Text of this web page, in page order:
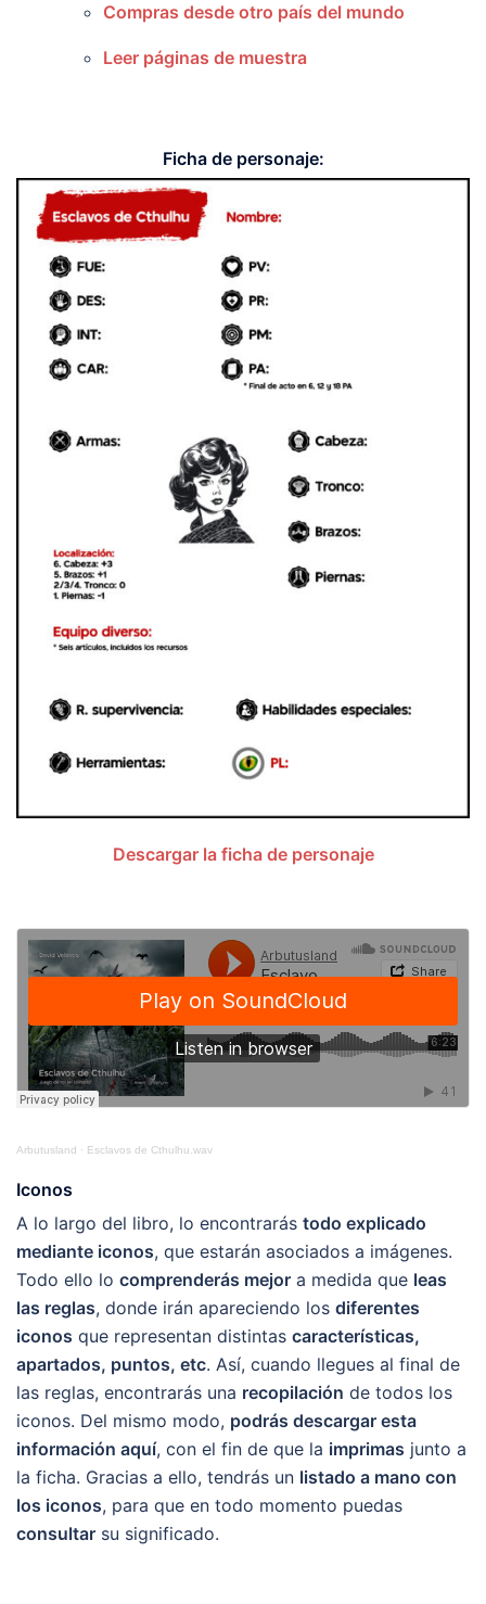
Compras desde otro país del mundo
Leer páginas de muestra
Ficha de personaje:
Descargar la ficha de personaje
Arbutusland · Esclavos de Cthulhu.wav
Iconos
A lo largo del libro, lo encontrarás todo explicado
mediante iconos, que estarán asociados a imágenes.
Todo ello lo comprenderás mejor a medida que leas
las reglas, donde irán apareciendo los diferentes
iconos que representan distintas características,
apartados, puntos, etc. Así, cuando llegues al final de
las reglas, encontrarás una recopilación de todos los
iconos. Del mismo modo, podrás descargar esta
información aquí, con el fin de que la imprimas junto a
la ficha. Gracias a ello, tendrás un listado a mano con
los iconos, para que en todo momento puedas
consultar su significado.